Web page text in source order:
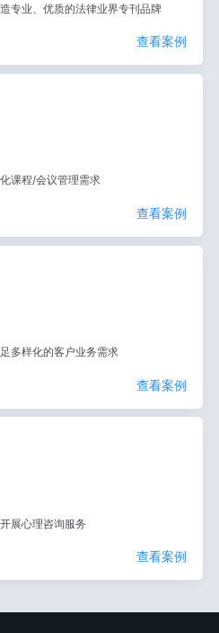
专业、优质的法律业界专刊品牌
查看案例
课程/会议管理需求
查看案例
多样化的客户业务需求
查看案例
展心理咨询服务
查看案例